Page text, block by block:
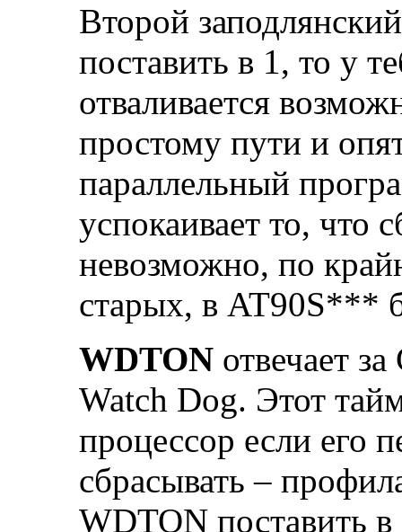
Второй
поставить в 1, то у
отваливается
простому пути и
параллельный
успокаивает то, что
невозможно, по
старых, в AT90S***
WDTON отвечает
Watch Dog. Этот
процессор если его
сбрасывать –
WDTON поставить в